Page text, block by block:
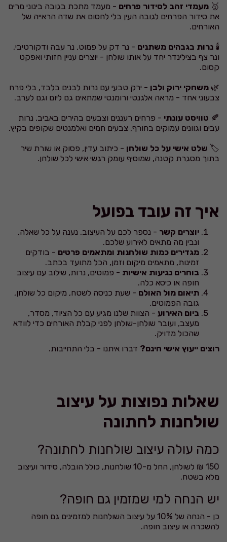
🥇 מעמדי זהב לסידור פרחים - מעמד מתכת בגובה בינוני מרים
את סידור הפרחים לגובה העין בלי לחסום את שדה הראייה של
האורחים.
🕯️ נרות בגבהים משתנים - נר דק על פמוט, נר עבה ודקורטיבי,
ונר צף בצילינדר יחד על אותו שולחן - יוצרים עניין חזותי ואפקט
קסום.
🌿 משחקי ירוק ולבן - ירק טבעי עם נרות לבנים בלבד, בלי פרח
צבעוני אחד - מראה אלגנטי ורומנטי שמתאים גם ליום וגם לערב.
🍂 טוויסט עונתי - פרחים רעננים וצבעים בהירים באביב, נרות
עבים וגוונים עמוקים בחורף, צבעים חמים ואלמנטים שקופים בקיץ.
🏷️ שלט אישי על כל שולחן - כיתוב עדין, פסוק או שורת שיר
בתוך מסגרת קטנה, שמוסיף עומק רגשי אישי לכל שולחן.
איך זה עובד בפועל
יוצרים קשר - נספר לכם על העיצוב, נענה על כל שאלה,
ונבין מה מתאים לאירוע שלכם.
מגדירים כמות שולחנות ומתאמים פרטים - בודקים
זמינות, מתאמים מיקום וזמן, הכל מתועד בכתב.
בוחרים נגיעות אישיות - פמוטים, נרות, שילוב עם עיצוב
חופה או כיסא כלה.
תיאום מול האולם - שעת כניסה לשטח, מיקום כל שולחן,
גובה הפמוטים.
ביום האירוע - הצוות שלנו מגיע עם כל הציוד, מסדר,
מעצב, ועובר שולחן-שולחן לפני קבלת האורחים כדי לוודא
שהכול מדויק.
רוצים ייעוץ אישי חינם? דברו איתנו - בלי התחייבות.
שאלות נפוצות על עיצוב
שולחנות לחתונה
כמה עולה עיצוב שולחנות לחתונה?
150 ₪ לשולחן, החל מ-10 שולחנות, כולל הובלה, סידור ועיצוב
מלא בשטח.
יש הנחה למי שמזמין גם חופה?
כן - הנחה של 10% על עיצוב השולחנות למזמינים גם חופה
להשכרה או עיצוב חופה.